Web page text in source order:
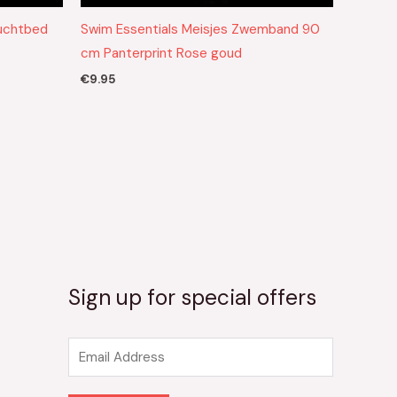
Swim Essentials Meisjes Zwemband 90
cm Panterprint Rose goud
€9.95
Sign up for special offers
m